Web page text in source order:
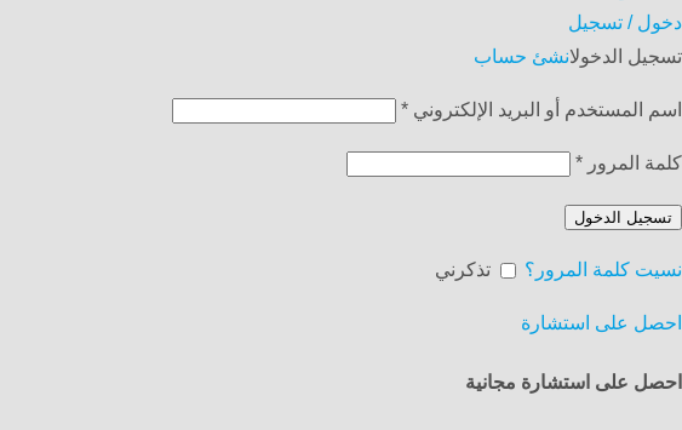
دخول / تسجيل
تسجيل الدخولانشئ حساب
اسم المستخدم أو البريد الإلكتروني *
كلمة المرور *
تسجيل الدخول
نسيت كلمة المرور؟ تذكرني
احصل على استشارة
احصل على استشارة مجانية